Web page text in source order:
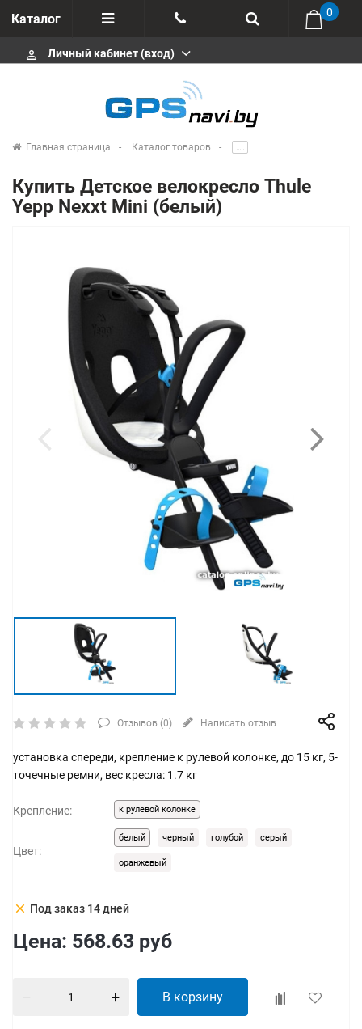
Каталог
Отзывы
+375 291646666
msa333
info@gpsnavi.by
0
perm_identity Личный кабинет (вход)
Главная страница Каталог товаров .....
Купить Детское велокресло Thule
Yepp Nexxt Mini (белый)
Отзывов (0) Написать отзыв
установка спереди, крепление к рулевой колонке, до 15 кг, 5-
точечные ремни, вес кресла: 1.7 кг
Крепление: к рулевой колонке
Цвет:
белый черный голубой серый
оранжевый
clear Под заказ 14 дней
Цена: 568.63 руб
В корзину